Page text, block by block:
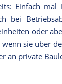
Einfach
bei
oder
sie über
an private